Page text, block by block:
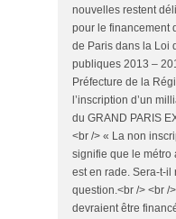
nouvelles restent
pour le financement
de Paris dans la Loi
publiques 2013 –
Préfecture de la
l’inscription d’un
du GRAND PARIS
<br /> « La non
signifie que le métro
est en rade. Sera-t-il
question.<br /> <br /
devraient être